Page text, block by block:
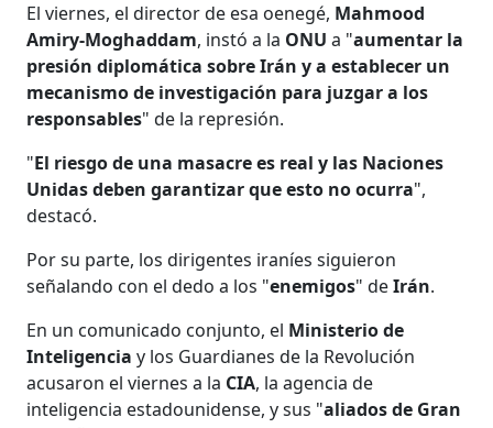
El viernes, el director de esa oenegé, Mahmood
Amiry-Moghaddam, instó a la ONU a "aumentar la
presión diplomática sobre Irán y a establecer un
mecanismo de investigación para juzgar a los
responsables" de la represión.
"El riesgo de una masacre es real y las Naciones
Unidas deben garantizar que esto no ocurra",
destacó.
Por su parte, los dirigentes iraníes siguieron
señalando con el dedo a los "enemigos" deIrán.
En un comunicado conjunto, el Ministerio de
Inteligencia y los Guardianes de la Revolución
acusaron el viernes a la CIA, la agencia de
inteligencia estadounidense, y sus "aliados de Gran